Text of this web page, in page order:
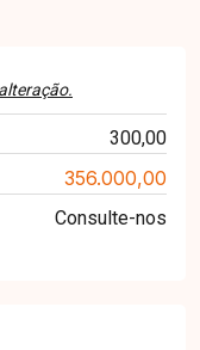
300,00
356.000,00
Consulte-nos